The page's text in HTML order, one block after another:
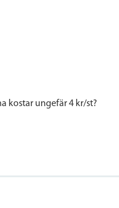
kostar ungefär 4 kr/st?